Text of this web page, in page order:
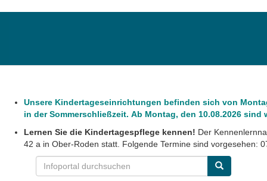
Unsere Kindertageseinrichtungen befinden sich von
in der Sommerschließzeit. Ab Montag, den 10.08.2026 sind
Lernen Sie die Kindertagespflege kennen! Der
42 a in Ober-Roden statt. Folgende Termine sind vorgesehen: